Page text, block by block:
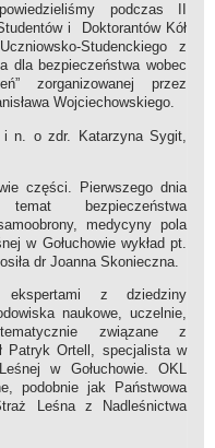
podczas II
i Doktorantów Kół
Studenckiego z
dla bezpieczeństwa wobec
zorganizowanej przez
Wojciechowskiego.
n. o zdr. Katarzyna Sygit,
części. Pierwszego dnia
bezpieczeństwa
medycyny pola
w Gołuchowie wykład pt.
dr Joanna Skonieczna.
z dziedziny
naukowe, uczelnie,
związane z
Patryk Ortell, specjalista w
w Gołuchowie. OKL
podobnie jak Państwowa
Leśna z Nadleśnictwa